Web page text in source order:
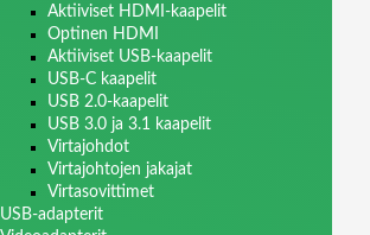
Aktiiviset HDMI-kaapelit
Optinen HDMI
Aktiiviset USB-kaapelit
USB-C kaapelit
USB 2.0-kaapelit
USB 3.0 ja 3.1 kaapelit
Virtajohdot
Virtajohtojen jakajat
Virtasovittimet
USB-adapterit